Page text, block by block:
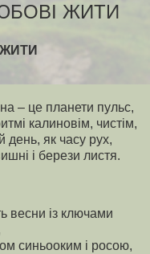
ЖИТИ
– це планети пульс,
калиновім, чистім,
день, як часу рух,
і берези листя.
весни із ключами
синьооким і росою,